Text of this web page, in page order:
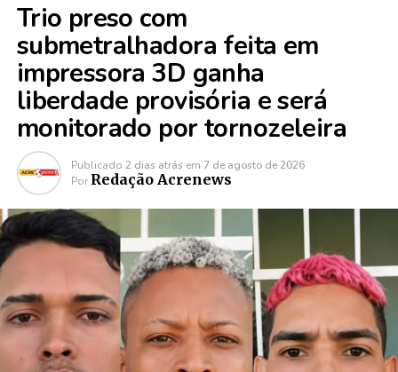
Trio preso com
submetralhadora feita em
impressora 3D ganha
liberdade provisória e será
monitorado por tornozeleira
Publicado 2 dias atrás em 7 de agosto de 2026
Por Redação Acrenews